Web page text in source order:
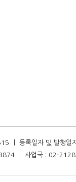
ㅣ 등록일자 및 발행
3874 ㅣ 사업국 : 02-